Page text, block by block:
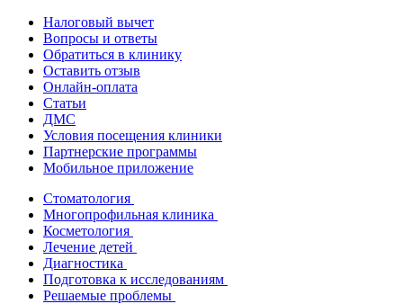
Налоговый вычет
Вопросы и ответы
Обратиться в клинику
Оставить отзыв
Онлайн-оплата
Статьи
ДМС
Условия посещения клиники
Партнерские программы
Мобильное приложение
Стоматология
Многопрофильная клиника
Косметология
Лечение детей
Диагностика
Подготовка к исследованиям
Решаемые проблемы